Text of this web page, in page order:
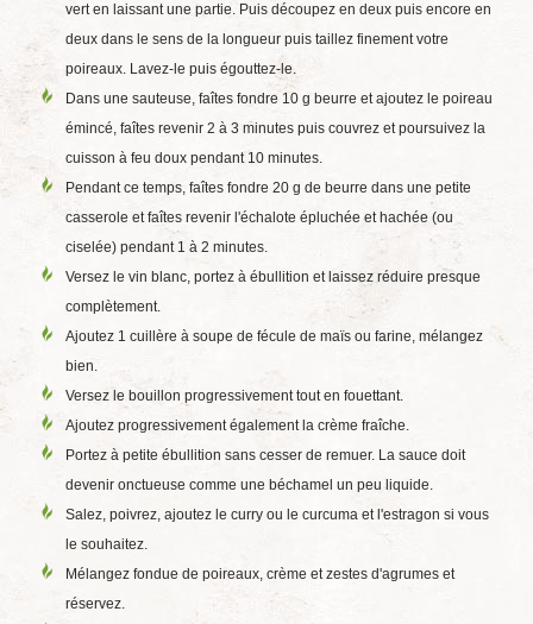
vert en laissant une partie. Puis découpez en deux puis encore en
deux dans le sens de la longueur puis taillez finement votre
poireaux. Lavez-le puis égouttez-le.
Dans une sauteuse, faîtes fondre 10 g beurre et ajoutez le poireau
émincé, faîtes revenir 2 à 3 minutes puis couvrez et poursuivez la
cuisson à feu doux pendant 10 minutes.
Pendant ce temps, faîtes fondre 20 g de beurre dans une petite
casserole et faîtes revenir l'échalote épluchée et hachée (ou
ciselée) pendant 1 à 2 minutes.
Versez le vin blanc, portez à ébullition et laissez réduire presque
complètement.
Ajoutez 1 cuillère à soupe de fécule de maïs ou farine, mélangez
bien.
Versez le bouillon progressivement tout en fouettant.
Ajoutez progressivement également la crème fraîche.
Portez à petite ébullition sans cesser de remuer. La sauce doit
devenir onctueuse comme une béchamel un peu liquide.
Salez, poivrez, ajoutez le curry ou le curcuma et l'estragon si vous
le souhaitez.
Mélangez fondue de poireaux, crème et zestes d'agrumes et
réservez.